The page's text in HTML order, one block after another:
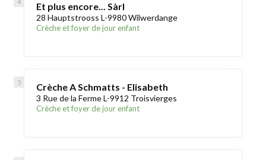
Et plus encore... Sàrl
28 Hauptstrooss L-9980 Wilwerdange
Crèche et foyer de jour enfant
Crèche A Schmatts - Elisabeth
3 Rue de la Ferme L-9912 Troisvierges
Crèche et foyer de jour enfant